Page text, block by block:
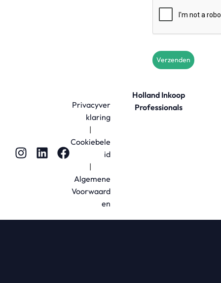
Verzenden
Holland Inkoop
Professionals
Privacyver
klaring
|
Cookiebele
id
|
Algemene
Voorwaard
en